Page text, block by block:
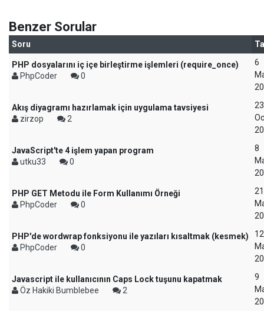
Benzer Sorular
Soru
PHP dosyalarını iç içe birleştirme işlemleri (require_once)
PhpCoder
0
6
Akış diyagramı hazırlamak için uygulama tavsiyesi
zirzop
2
23
JavaScript'te 4 işlem yapan program
utku33
0
8
PHP GET Metodu ile Form Kullanımı Örneği
PhpCoder
0
21
PHP'de wordwrap fonksiyonu ile yazıları kısaltmak (kesmek)
PhpCoder
0
12
Javascript ile kullanıcının Caps Lock tuşunu kapatmak
Öz Hakiki Bumblebee
2
9